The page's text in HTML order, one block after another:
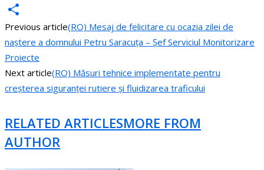
PrintFriendly
Share
Previous article(RO) Mesaj de felicitare cu ocazia zilei de
naștere a domnului Petru Saracuța – Șef Serviciul Monitorizare
Proiecte
Next article(RO) Măsuri tehnice implementate pentru
creșterea siguranței rutiere și fluidizarea traficului
RELATED ARTICLESMORE FROM
AUTHOR